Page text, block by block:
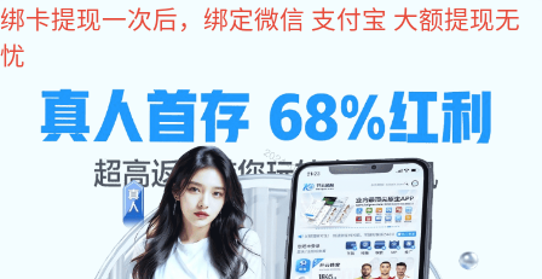
星空真人